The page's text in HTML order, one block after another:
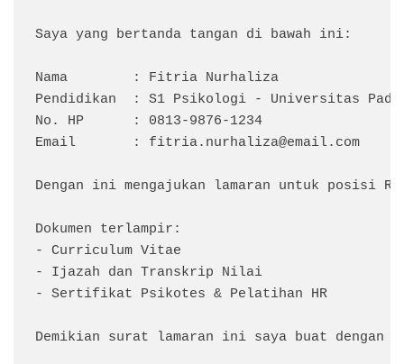
Saya yang bertanda tangan di bawah ini:
Nama        : Fitria Nurhaliza
Pendidikan  : S1 Psikologi - Universitas
No. HP      : 0813-9876-1234
Email       : fitria.nurhaliza@email.com
Dengan ini mengajukan lamaran untuk posisi
Dokumen terlampir:
- Curriculum Vitae
- Ijazah dan Transkrip Nilai
- Sertifikat Psikotes & Pelatihan HR
Demikian surat lamaran ini saya buat dengan